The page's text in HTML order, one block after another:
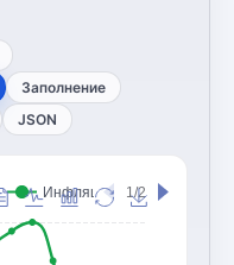
Заполнение
JSON
Инфляция (CPI,
1/2